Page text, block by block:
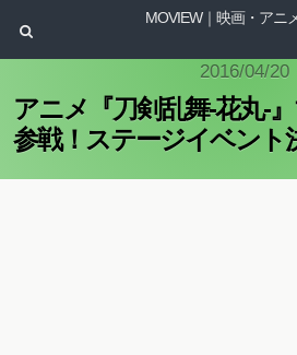
MOVIEW｜映画・アニ
2016/04/20
アニメ『刀剣乱舞-花丸-
参戦！ステージイベント